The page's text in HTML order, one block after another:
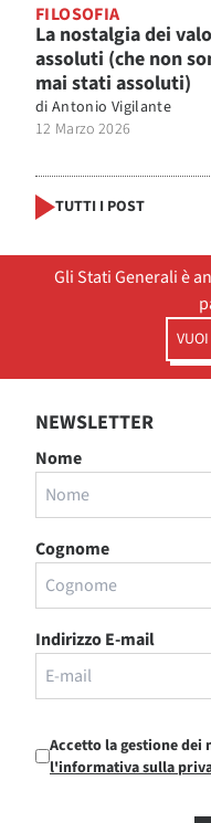
FILOSOFIA
La nostalgia dei
assoluti (che non
mai stati assoluti)
di Antonio Vigilante
12 Marzo 2026
TUTTI I POST
Gli Stati Generali è
NEWSLETTER
Nome
Cognome
Indirizzo E-mail
Accetto la gestione
l'informativa sulla